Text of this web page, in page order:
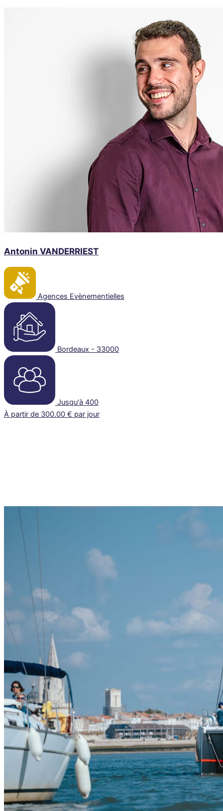
Antonin VANDERRIEST
Agences Evènementielles
Bordeaux - 33000
Jusqu'à 400
À partir de 300.00 € par jour